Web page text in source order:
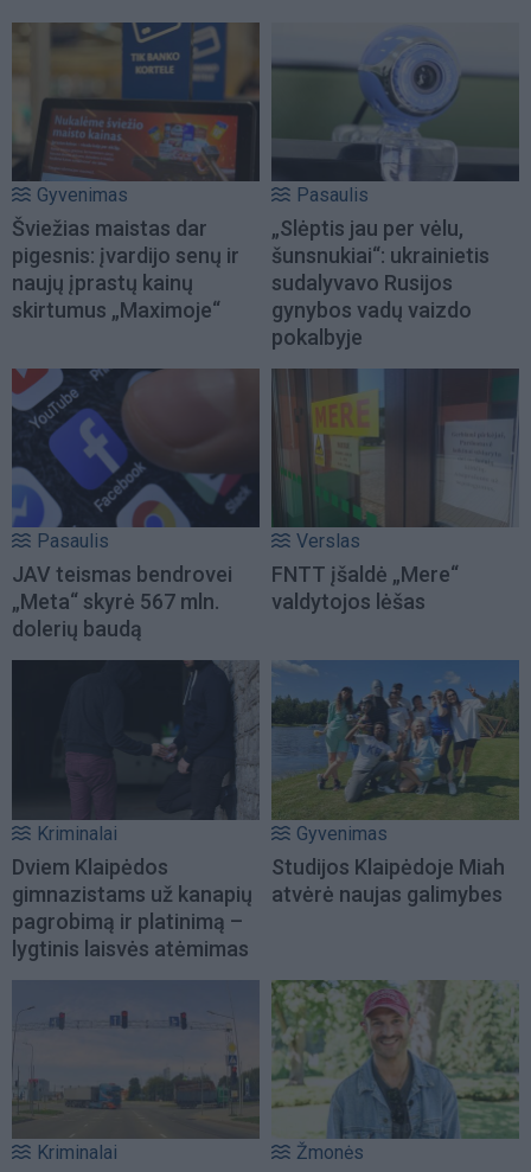
Gyvenimas
Šviežias maistas dar
pigesnis: įvardijo senų ir
naujų įprastų kainų
skirtumus „Maximoje“
Pasaulis
„Slėptis jau per vėlu,
šunsnukiai“: ukrainietis
sudalyvavo Rusijos
gynybos vadų vaizdo
pokalbyje
Pasaulis
JAV teismas bendrovei
„Meta“ skyrė 567 mln.
dolerių baudą
Verslas
FNTT įšaldė „Mere“
valdytojos lėšas
Kriminalai
Dviem Klaipėdos
gimnazistams už kanapių
pagrobimą ir platinimą –
lygtinis laisvės atėmimas
Gyvenimas
Studijos Klaipėdoje Miah
atvėrė naujas galimybes
Kriminalai Žmonės